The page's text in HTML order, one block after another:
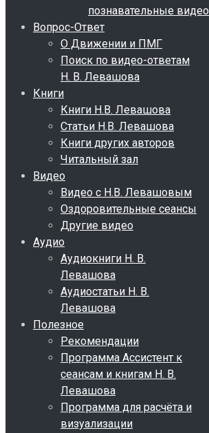
познавательные видео
Вопрос-Ответ
О Движении и ПМГ
Поиск по видео-ответам
Н. В. Левашова
Книги
Книги Н.В. Левашова
Статьи Н.В. Левашова
Книги других авторов
Читальный зал
Видео
Видео с Н.В. Левашовым
Оздоровительные сеансы
Другие видео
Аудио
Аудиокниги Н. В.
Левашова
Аудиостатьи Н. В.
Левашова
Полезное
Рекомендации
Программа Ассистент к
сеансам и книгам Н. В.
Левашова
Программа для расчёта и
визуализации